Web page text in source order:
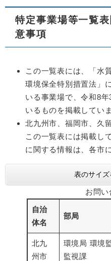
特定事業場等一覧
意事項
この一覧表には、「水
環境保全特別措置法」
いる事業場で、令和8
いるものを掲載していま
北九州市、福岡市、久
この一覧表には掲載し
に関する情報は、各市
表のサイ
お問い
自治
体名
部局
北九
州市
環境局 環境
監視課